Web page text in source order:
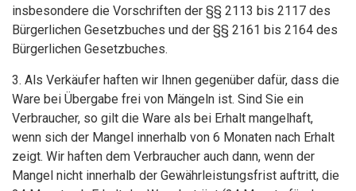
insbesondere die Vorschriften der §§ 2113 bis 2117 des
Bürgerlichen Gesetzbuches und der §§ 2161 bis 2164 des
Bürgerlichen Gesetzbuches.
3. Als Verkäufer haften wir Ihnen gegenüber dafür, dass die
Ware bei Übergabe frei von Mängeln ist. Sind Sie ein
Verbraucher, so gilt die Ware als bei Erhalt mangelhaft,
wenn sich der Mangel innerhalb von 6 Monaten nach Erhalt
zeigt. Wir haften dem Verbraucher auch dann, wenn der
Mangel nicht innerhalb der Gewährleistungsfrist auftritt, die